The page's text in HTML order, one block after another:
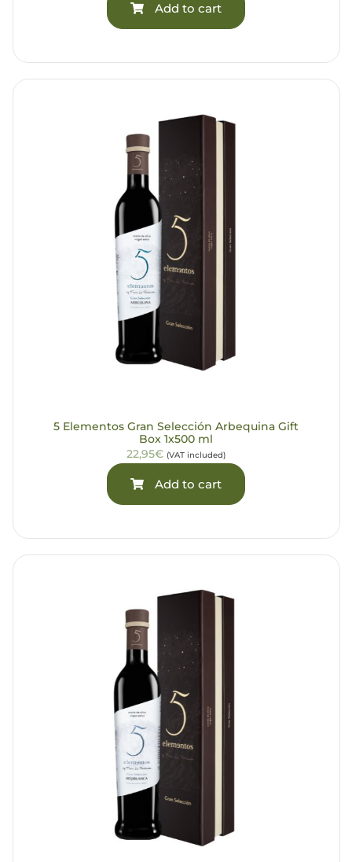
Add to cart
5 Elementos Gran Selección Arbequina Gift
Box 1x500 ml
22,95€ (VAT included)
Add to cart